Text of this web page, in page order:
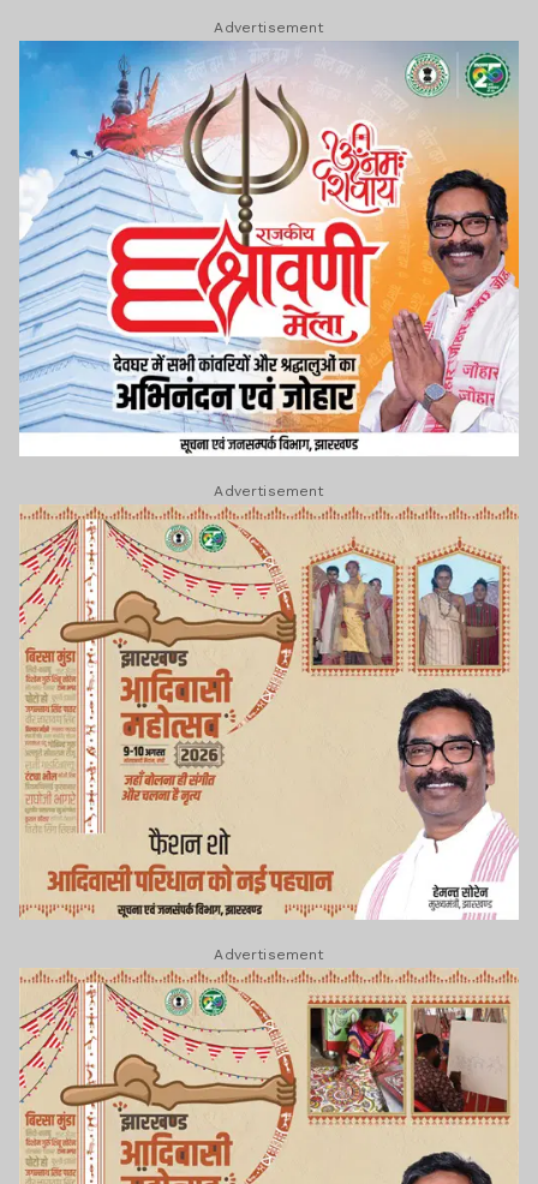
Advertisement
Advertisement
Advertisement